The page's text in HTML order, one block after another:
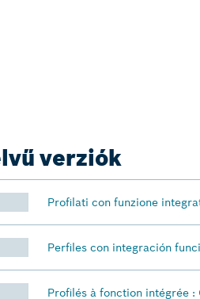
verziók
Profilati con funzione
Perfiles con integración
Profilés à fonction intégrée :